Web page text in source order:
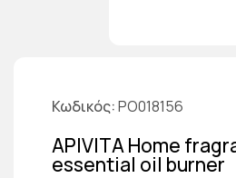
Κωδικός PO018156
APIVITA Home
essential oil burner